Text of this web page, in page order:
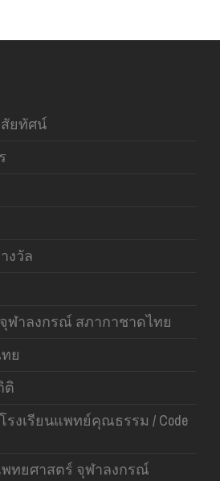
ยทัศน์
งวัล
ฬาลงกรณ์ สภากาชาดไทย
ย
ติ
รงเรียนแพทย์คุณธรรม / Code
ทยศาสตร์ จุฬาลงกรณ์